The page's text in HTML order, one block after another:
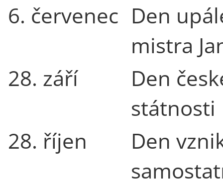
6. červenec Den
mistra
28. září
Den
státnosti
28. říjen
Den